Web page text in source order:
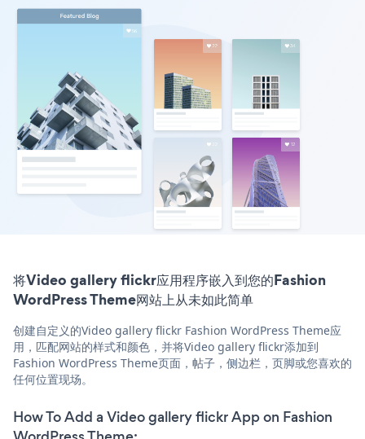
将Video gallery flickr应用程序嵌入到您的Fashion
WordPress Theme网站上从未如此简单
创建自定义的Video gallery flickr Fashion WordPress Theme应
用，匹配网站的样式和颜色，并将Video gallery flickr添加到
Fashion WordPress Theme页面，帖子，侧边栏，页脚或您喜欢的
任何位置现场。
How To Add a Video gallery flickr App on Fashion